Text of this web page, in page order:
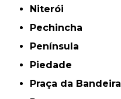
Niterói
Pechincha
Península
Piedade
Praça da Bandeira